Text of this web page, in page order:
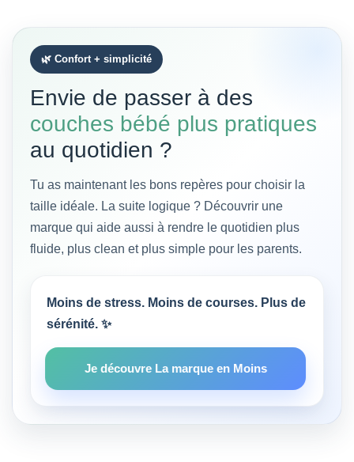
🌿 Confort + simplicité
Envie de passer à des
couches bébé plus pratiques
au quotidien ?
Tu as maintenant les bons repères pour choisir la
taille idéale. La suite logique ? Découvrir une
marque qui aide aussi à rendre le quotidien plus
fluide, plus clean et plus simple pour les parents.
Moins de stress. Moins de courses. Plus de
sérénité. ✨
Je découvre La marque en Moins